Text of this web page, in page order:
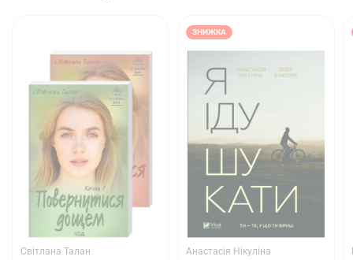
Світлана Талан
ЗНИЖКА
Анастасія Нікуліна